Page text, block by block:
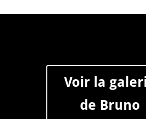
Voir la
de Bruno